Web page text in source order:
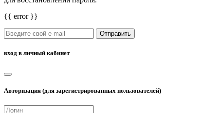
{{ error }}
Отправить
вход в личный кабинет
Авторизация (для зарегистрированных пользователей)